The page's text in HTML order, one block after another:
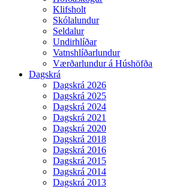
Klifsholt
Skólalundur
Seldalur
Undirhlíðar
Vatnshlíðarlundur
Værðarlundur á Húshöfða
Dagskrá
Dagskrá 2026
Dagskrá 2025
Dagskrá 2024
Dagskrá 2021
Dagskrá 2020
Dagskrá 2018
Dagskrá 2016
Dagskrá 2015
Dagskrá 2014
Dagskrá 2013